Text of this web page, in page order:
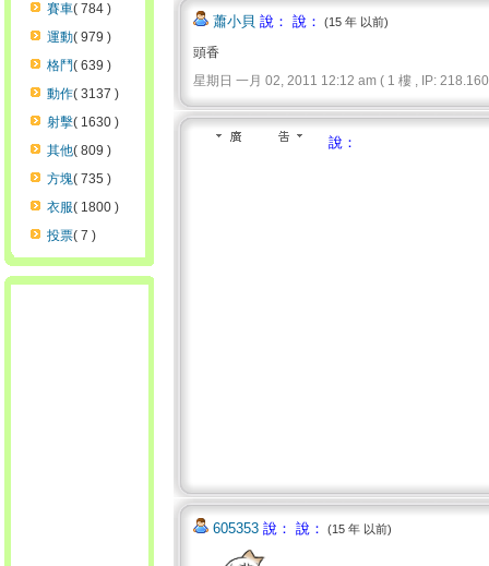
賽車( 784 )
運動( 979 )
格鬥( 639 )
動作( 3137 )
射擊( 1630 )
其他( 809 )
方塊( 735 )
衣服( 1800 )
投票( 7 )
蕭小貝 說： 說： (15 年 以前)
頭香
星期日 一月 02, 2011 12:12 am ( 1 樓 , IP:
說：
605353 說： 說： (15 年 以前)